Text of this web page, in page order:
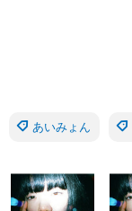
あいみょん